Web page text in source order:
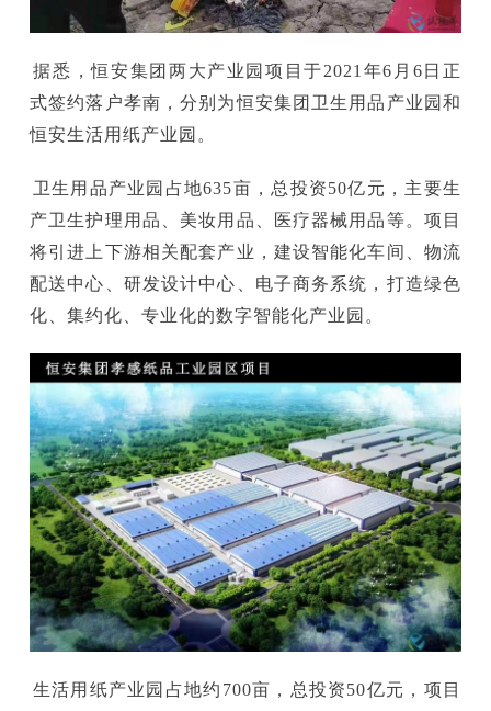
悉，恒安集团两大产业园项目于2021年6月6日正
式签约落户孝南，分别为恒安集团卫生用品产业园和
恒安生活用纸产业园。
生用品产业园占地635亩，总投资50亿元，主要生
产卫生护理用品、美妆用品、医疗器械用品等。项目
将引进上下游相关配套产业，建设智能化车间、物流
配送中心、研发设计中心、电子商务系统，打造绿色
化、集约化、专业化的数字智能化产业园。
活用纸产业园占地约700亩，总投资50亿元，项目